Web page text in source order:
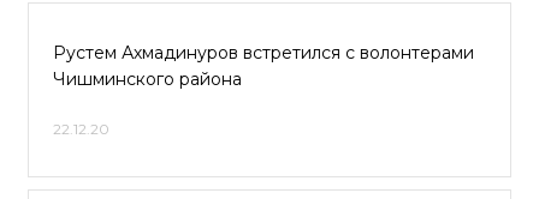
Рустем Ахмадинуров встретился с волонтерами
Чишминского района
22.12.20